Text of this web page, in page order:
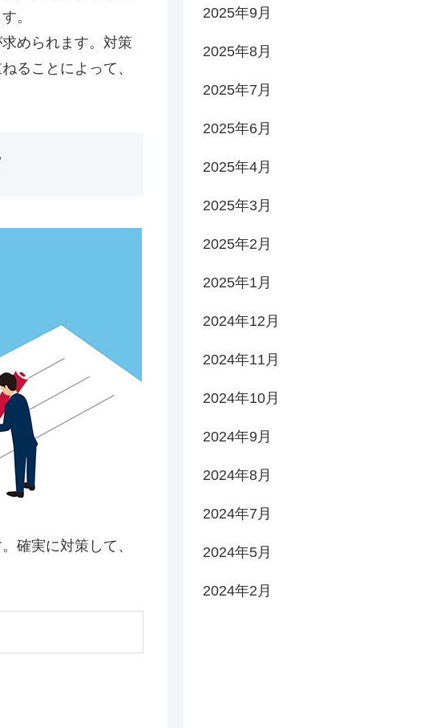
す。
められます。対策
ることによって、
確実に対策して、
2025年9月
2025年8月
2025年7月
2025年6月
2025年4月
2025年3月
2025年2月
2025年1月
2024年12月
2024年11月
2024年10月
2024年9月
2024年8月
2024年7月
2024年5月
2024年2月